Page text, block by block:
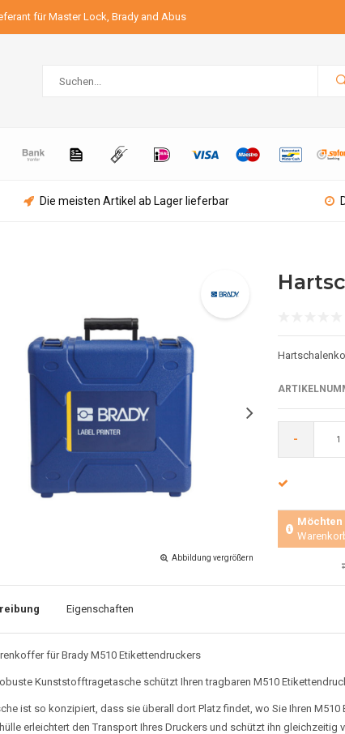
für Master Lock, Brady and Abus
Die meisten Artikel ab Lager lieferbar
Abbildung vergrößern
-
Eigenschaften
für Brady M510 Etikettendruckers
Kunststofftragetasche schützt Ihren tragbaren M510
ist so konzipiert, dass sie überall dort Platz findet, wo Sie Ihren
erleichtert den Transport Ihres Druckers und schützt ihn